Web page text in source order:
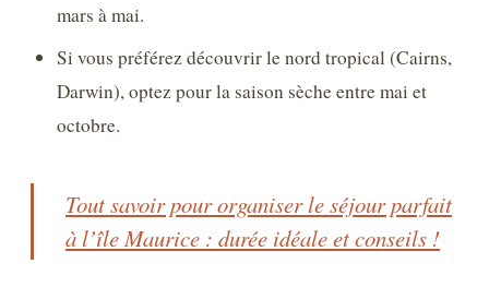
mars à mai.
Si vous préférez découvrir le nord tropical (Cairns,
Darwin), optez pour la saison sèche entre mai et
octobre.
Tout savoir pour organiser le séjour parfait
à l’île Maurice : durée idéale et conseils !